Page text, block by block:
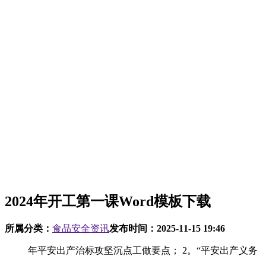
2024年开工第一课Word模板下载
所属分类： 食品安全资讯发布时间： 2025-11-15 19:46
年平安出产治标攻坚沉点工做要点； 2。“平安出产义务